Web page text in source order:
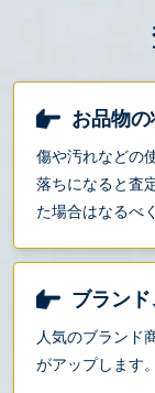
お品物
傷や汚れなどの
落ちになると査
た場合はなるべ
ブラン
人気のブランド
がアップします。